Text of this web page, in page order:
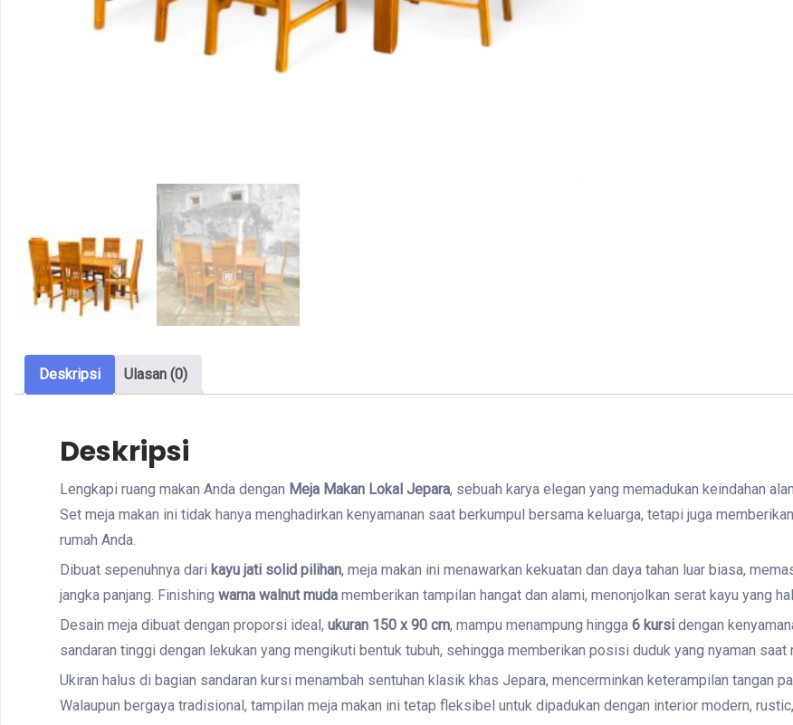
Deskripsi Ulasan (0)
Deskripsi
Lengkapi ruang makan Anda dengan Meja Makan Lokal Jepara, sebuah karya elegan yang memadukan keindahan
Set meja makan ini tidak hanya menghadirkan kenyamanan saat berkumpul bersama keluarga, tetapi juga
rumah Anda.
Dibuat sepenuhnya dari kayu jati solid pilihan, meja makan ini menawarkan kekuatan dan daya tahan luar biasa,
jangka panjang. Finishing warna walnut muda memberikan tampilan hangat dan alami, menonjolkan serat kayu yang
Desain meja dibuat dengan proporsi ideal, ukuran 150 x 90 cm, mampu menampung hingga 6 kursi dengan
sandaran tinggi dengan lekukan yang mengikuti bentuk tubuh, sehingga memberikan posisi duduk yang nyaman saat
Ukiran halus di bagian sandaran kursi menambah sentuhan klasik khas Jepara, mencerminkan keterampilan tangan
Walaupun bergaya tradisional, tampilan meja makan ini tetap fleksibel untuk dipadukan dengan interior modern,